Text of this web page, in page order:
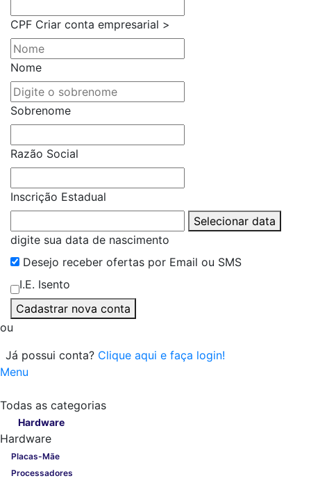
CPF Criar conta empresarial >
Nome
Sobrenome
Razão Social
Inscrição Estadual
Selecionar data
digite sua data de nascimento
Desejo receber ofertas por Email ou SMS
I.E. Isento
Cadastrar nova conta
ou
Já possui conta? Clique aqui e faça login!
Menu
Todas as categorias
Hardware
Hardware
Placas-Mãe
Processadores